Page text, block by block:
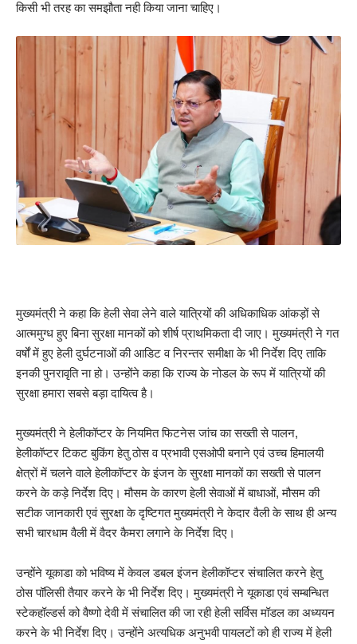
किसी भी तरह का समझौता नही किया जाना चाहिए।
मुख्यमंत्री ने कहा कि हेली सेवा लेने वाले यात्रियों की अधिकाधिक आंकड़ों से
आत्ममुग्ध हुए बिना सुरक्षा मानकों को शीर्ष प्राथमिकता दी जाए। मुख्यमंत्री ने गत
वर्षों में हुए हेली दुर्घटनाओं की आडिट व निरन्तर समीक्षा के भी निर्देश दिए ताकि
इनकी पुनरावृति ना हो। उन्होंने कहा कि राज्य के नोडल के रूप में यात्रियों की
सुरक्षा हमारा सबसे बड़ा दायित्व है।
मुख्यमंत्री ने हेलीकॉप्टर के नियमित फिटनेस जांच का सख्ती से पालन,
हेलीकॉप्टर टिकट बुकिंग हेतु ठोस व प्रभावी एसओपी बनाने एवं उच्च हिमालयी
क्षेत्रों में चलने वाले हेलीकॉप्टर के इंजन के सुरक्षा मानकों का सख्ती से पालन
करने के कड़े निर्देश दिए। मौसम के कारण हेली सेवाओं में बाधाओं, मौसम की
सटीक जानकारी एवं सुरक्षा के दृष्टिगत मुख्यमंत्री ने केदार वैली के साथ ही अन्य
सभी चारधाम वैली में वैदर कैमरा लगाने के निर्देश दिए।
उन्होंने यूकाडा को भविष्य में केवल डबल इंजन हेलीकॉप्टर संचालित करने हेतु
ठोस पॉलिसी तैयार करने के भी निर्देश दिए। मुख्यमंत्री ने यूकाडा एवं सम्बन्धित
स्टेकहॉल्डर्स को वैष्णो देवी में संचालित की जा रही हेली सर्विस मॉडल का अध्ययन
करने के भी निर्देश दिए। उन्होंने अत्यधिक अनुभवी पायलटों को ही राज्य में हेली